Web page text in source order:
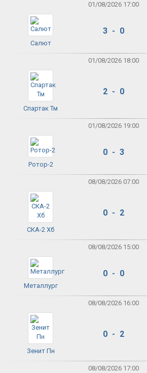
01/08/2026 17:00
Салют
3 - 0
01/08/2026 18:00
Спартак Тм
2 - 0
01/08/2026 19:00
Ротор-2
0 - 3
08/08/2026 07:00
СКА-2 Хб
0 - 2
08/08/2026 15:00
Металлург
0 - 0
08/08/2026 16:00
Зенит Пн
0 - 2
08/08/2026 17:00